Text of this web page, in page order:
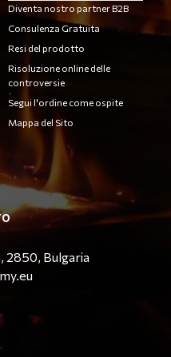
Diventa nostro partner B2B
Consulenza Gratuita
Resi del prodotto
Risoluzione online delle
controversie
Segui l'ordine come ospite
Mappa del Sito
2850, Bulgaria